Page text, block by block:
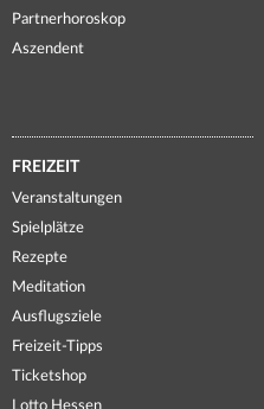
Partnerhoroskop
Aszendent
FREIZEIT
Veranstaltungen
Spielplätze
Rezepte
Meditation
Ausflugsziele
Freizeit-Tipps
Ticketshop
Lotto Hessen